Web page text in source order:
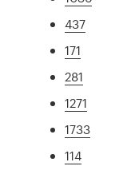
437
171
281
1271
1733
114